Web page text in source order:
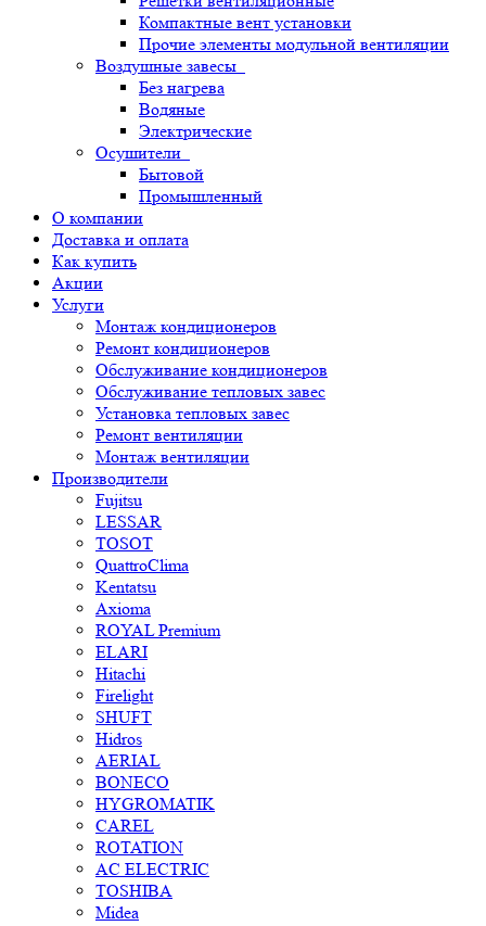
Компактные вент установки
Прочие элементы модульной вентиляции
Воздушные завесы
Без нагрева
Водяные
Электрические
Осушители
Бытовой
Промышленный
О компании
Доставка и оплата
Как купить
Акции
Услуги
Монтаж кондиционеров
Ремонт кондиционеров
Обслуживание кондиционеров
Обслуживание тепловых завес
Установка тепловых завес
Ремонт вентиляции
Монтаж вентиляции
Производители
Fujitsu
LESSAR
TOSOT
QuattroClima
Kentatsu
Axioma
ROYAL Premium
ELARI
Hitachi
Firelight
SHUFT
Hidros
AERIAL
BONECO
HYGROMATIK
CAREL
ROTATION
AC ELECTRIC
TOSHIBA
Midea